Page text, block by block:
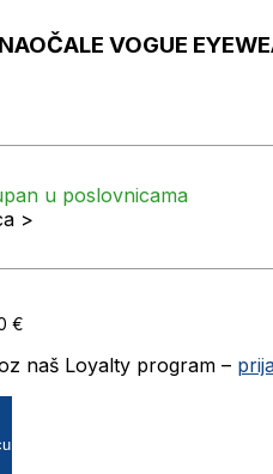
VOGUE
u poslovnicama
>
€
naš Loyalty program –